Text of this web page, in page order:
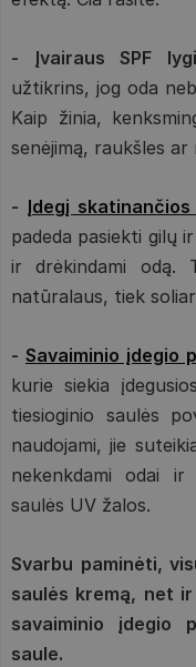
- Įvairaus SPF
užtikrins, jog oda
Kaip žinia,
senėjimą, raukšles ar
- Įdegį skatinančios
padeda pasiekti gilų
ir drėkindami odą.
natūralaus, tiek
- Savaiminio įdegio
kurie siekia
tiesioginio saulės
naudojami, jie
nekenkdami odai
saulės UV žalos.
Svarbu paminėti,
saulės kremą, net
savaiminio įdegio
saule.